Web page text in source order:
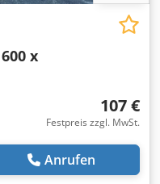
x
107 €
Festpreis zzgl. MwSt.
Anrufen